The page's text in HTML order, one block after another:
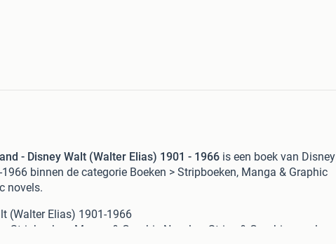
- Disney Walt (Walter Elias) 1901 - 1966 is een boek van Disney
binnen de categorie Boeken > Stripboeken, Manga & Graphic
novels.
(Walter Elias) 1901-1966
Stripboeken, Manga & Graphic Novels > Strips & Graphic novels